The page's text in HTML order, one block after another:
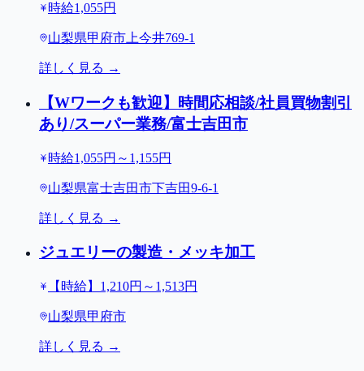
時給1,055円
山梨県甲府市上今井769-1
詳しく見る →
【Wワークも歓迎】時間応相談/社員買物割引
あり/スーパー業務/富士吉田市
時給1,055円～1,155円
山梨県富士吉田市下吉田9-6-1
詳しく見る →
ジュエリーの製造・メッキ加工
【時給】1,210円～1,513円
山梨県甲府市
詳しく見る →